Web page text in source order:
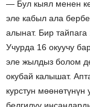
— Бул кыял менен
эле кабыл ала
алынат. Бир
Учурда 16 окуучу
эле жылдыз болом
окубай калышат.
курстун